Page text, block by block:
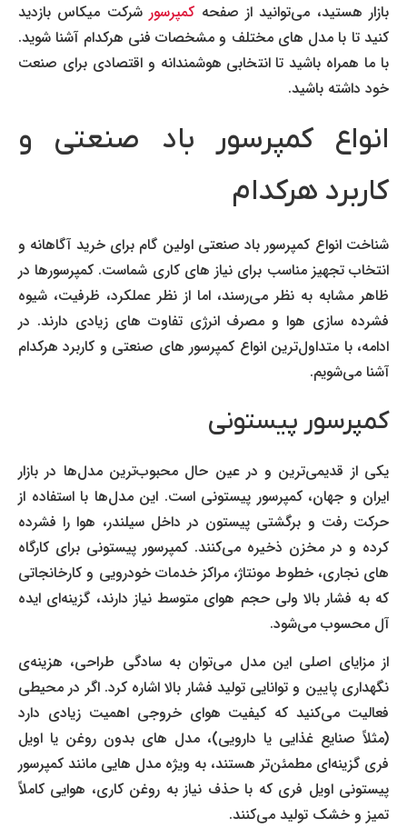
بازار هستید، می‌توانید از صفحه کمپرسورشرکت میکاس بازدید
کنید تا با مدل های مختلف و مشخصات فنی هرکدام آشنا شوید.
با ما همراه باشید تا انتخابی هوشمندانه و اقتصادی برای صنعت
خود داشته باشید.
انواع کمپرسور باد صنعتی و
کاربرد هرکدام
شناخت انواع کمپرسور باد صنعتی اولین گام برای خرید آگاهانه و
انتخاب تجهیز مناسب برای نیاز های کاری شماست. کمپرسورها در
ظاهر مشابه به نظر می‌رسند، اما از نظر عملکرد، ظرفیت، شیوه
فشرده سازی هوا و مصرف انرژی تفاوت های زیادی دارند. در
ادامه، با متداول‌ترین انواع کمپرسور های صنعتی و کاربرد هرکدام
آشنا می‌شویم.
کمپرسور پیستونی
یکی از قدیمی‌ترین و در عین حال محبوب‌ترین مدل‌ها در بازار
ایران و جهان، کمپرسور پیستونی است. این مدل‌ها با استفاده از
حرکت رفت و برگشتی پیستون در داخل سیلندر، هوا را فشرده
کرده و در مخزن ذخیره می‌کنند. کمپرسور پیستونی برای کارگاه
های نجاری، خطوط مونتاژ، مراکز خدمات خودرویی و کارخانجاتی
که به فشار بالا ولی حجم هوای متوسط نیاز دارند، گزینه‌ای ایده
آل محسوب می‌شود.
از مزایای اصلی این مدل می‌توان به سادگی طراحی، هزینه‌ی
نگهداری پایین و توانایی تولید فشار بالا اشاره کرد. اگر در محیطی
فعالیت می‌کنید که کیفیت هوای خروجی اهمیت زیادی دارد
(مثلاً صنایع غذایی یا دارویی)، مدل های بدون روغن یا اویل
فری گزینه‌ای مطمئن‌تر هستند، به ویژه مدل هایی مانند کمپرسور
پیستونی اویل فری که با حذف نیاز به روغن کاری، هوایی کاملاً
تمیز و خشک تولید می‌کنند.